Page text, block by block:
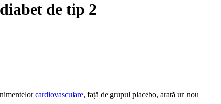
de tip 2
cardiovasculare, față de grupul placebo, arată un nou